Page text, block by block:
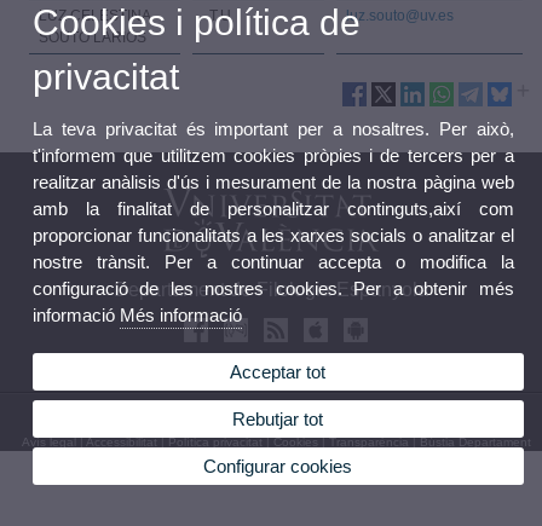
LUZ CELESTINA
SOUTO LARIOS
T.U luz.souto@uv.es
Departament de Filologia Espanyola
© 2026 UV. - Av. Blasco Ibáñez, 32 46010 València. Telèfon: (+34) 96 386 48 62
Avís legal|Accessibilitat|Política privacitat|Cookies|Transparència|Bústia Departament
Cookies i política de
privacitat
La teva privacitat és important per a nosaltres. Per això,
t'informem que utilitzem cookies pròpies i de tercers per a
realitzar anàlisis d'ús i mesurament de la nostra pàgina web
amb la finalitat de personalitzar continguts,així com
proporcionar funcionalitats a les xarxes socials o analitzar el
nostre trànsit. Per a continuar accepta o modifica la
configuració de les nostres cookies. Per a obtenir més
informació Més informació
Acceptar tot
Rebutjar tot
Configurar cookies